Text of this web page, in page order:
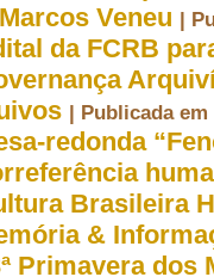
Veneu |
da FCRB
| Publicada em
redonda
Brasileira
&
Primavera dos